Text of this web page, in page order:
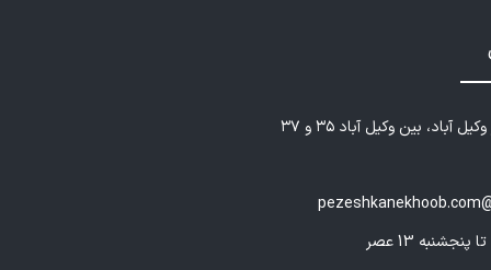
آباد، بین وکیل آباد ۳۵ و ۳۷